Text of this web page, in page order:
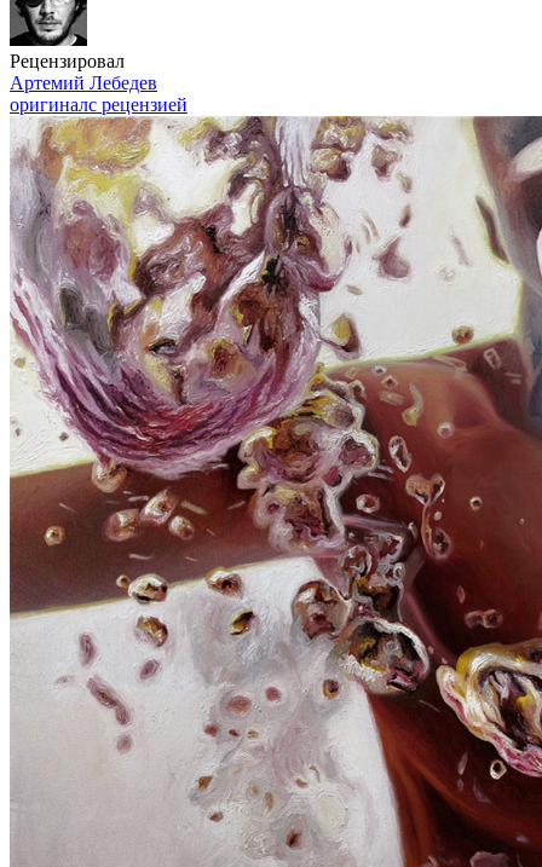
Рецензировал
Артемий Лебедев
оригиналс рецензией